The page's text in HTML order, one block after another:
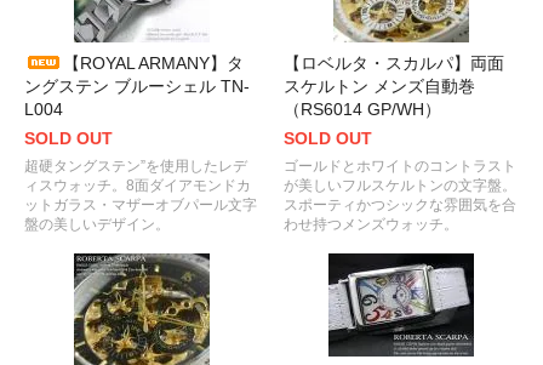
【ROYAL ARMANY】タ
ングステン ブルーシェル TN-
L004
SOLD OUT
超硬タングステン”を使用したレデ
ィスウォッチ。8面ダイアモンドカ
ットガラス・マザーオブパール文字
盤の美しいデザイン。
【ロベルタ・スカルパ】両面
スケルトン メンズ自動巻
（RS6014 GP/WH）
SOLD OUT
ゴールドとホワイトのコントラスト
が美しいフルスケルトンの文字盤。
スポーティかつシックな雰囲気を合
わせ持つメンズウォッチ。